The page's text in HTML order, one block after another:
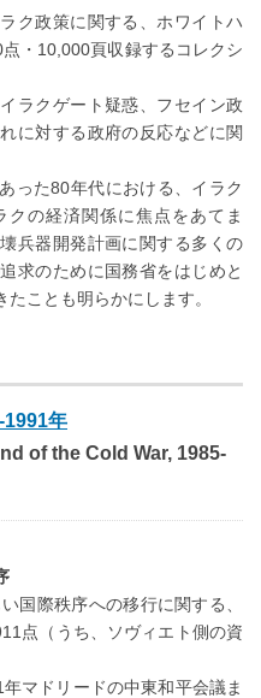
ク政策に関する、ホワイトハ
・10,000頁収録するコレクシ
ラクゲート疑惑、フセイン政
に対する政府の反応などに関
った80年代における、イラク
の経済関係に焦点をあてま
兵器開発計画に関する多くの
求のために国務省をはじめと
ことも明らかにします。
1991年
of the Cold War, 1985-
国際秩序への移行に関する、
点（うち、ソヴィエト側の資
マドリードの中東和平会議ま